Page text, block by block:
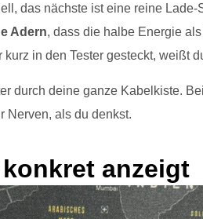
das nächste ist eine reine Lade-
Adern, dass die halbe Energie
in den Tester gesteckt, weißt
durch deine ganze Kabelkiste.
Nerven, als du denkst.
anzeigt